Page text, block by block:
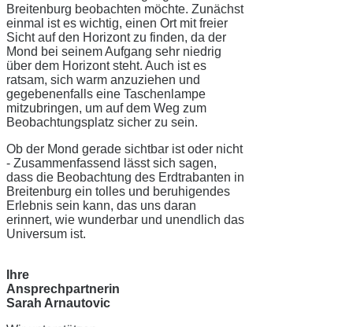
Breitenburg beobachten möchte. Zunächst
einmal ist es wichtig, einen Ort mit freier
Sicht auf den Horizont zu finden, da der
Mond bei seinem Aufgang sehr niedrig
über dem Horizont steht. Auch ist es
ratsam, sich warm anzuziehen und
gegebenenfalls eine Taschenlampe
mitzubringen, um auf dem Weg zum
Beobachtungsplatz sicher zu sein.
Ob der Mond gerade sichtbar ist oder nicht
- Zusammenfassend lässt sich sagen,
dass die Beobachtung des Erdtrabanten in
Breitenburg ein tolles und beruhigendes
Erlebnis sein kann, das uns daran
erinnert, wie wunderbar und unendlich das
Universum ist.
Ihre
Ansprechpartnerin
Sarah Arnautovic